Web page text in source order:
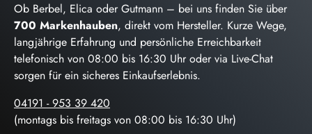
Ob Berbel, Elica oder Gutmann – bei uns finden Sie über
700 Markenhauben, direkt vom Hersteller. Kurze Wege,
langjährige Erfahrung und persönliche Erreichbarkeit
telefonisch von 08:00 bis 16:30 Uhr oder via Live-Chat
sorgen für ein sicheres Einkaufserlebnis.
04191 - 953 39 420
(montags bis freitags von 08:00 bis 16:30 Uhr)